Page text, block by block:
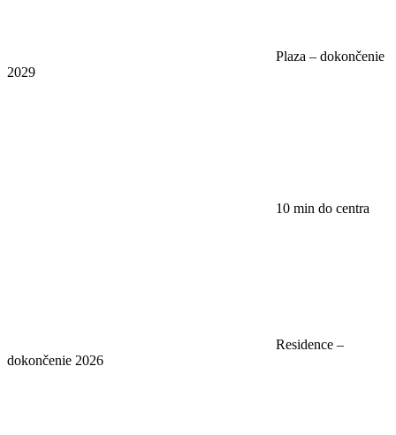
Plaza – dokončenie
2029
10 min do centra
Residence –
dokončenie 2026